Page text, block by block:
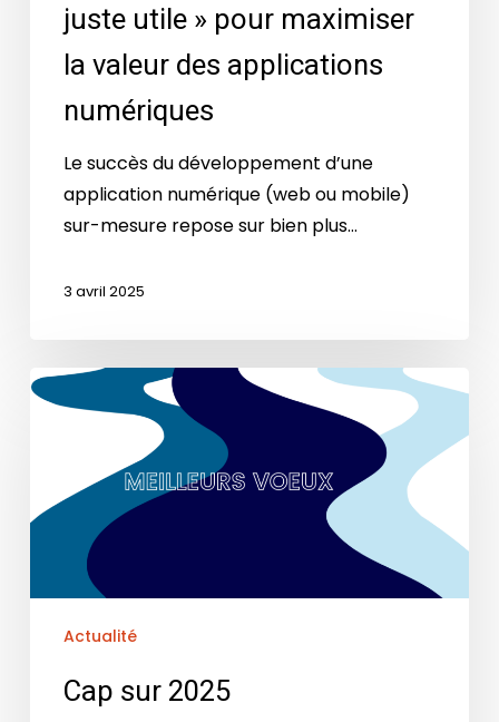
juste utile » pour maximiser
la valeur des applications
numériques
Le succès du développement d’une
application numérique (web ou mobile)
sur-mesure repose sur bien plus…
3 avril 2025
Actualité
Cap sur 2025